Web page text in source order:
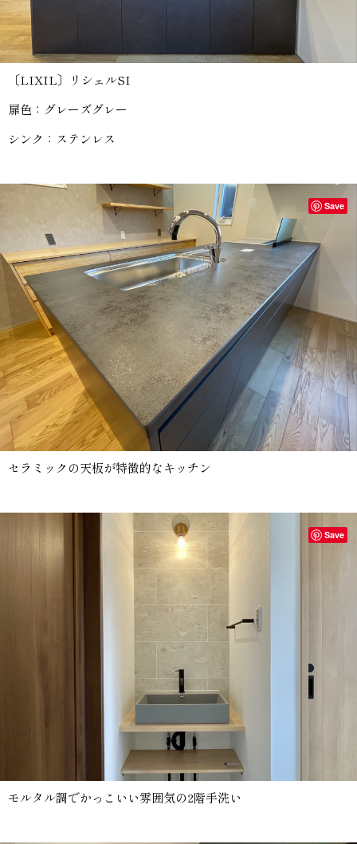
〔LIXIL〕リシェルSI
扉色：グレーズグレー
シンク：ステンレス
セラミックの天板が特徴的なキッチン
Save
モルタル調でかっこいい雰囲気の2階手洗い
Save